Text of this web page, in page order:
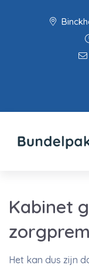
Kabinet
Het kan dus zijn